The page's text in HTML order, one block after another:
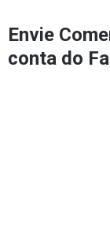
Envie
conta do